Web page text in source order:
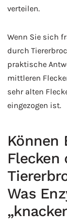
verteilen.
Wenn Sie sich
durch
praktische
mittleren
sehr alten
eingezogen ist.
Können
Flecken
Was